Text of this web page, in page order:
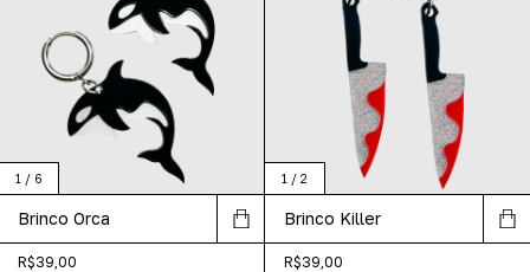
1 / 6
Brinco Orca
R$39,00
1 / 2
Brinco Killer
R$39,00